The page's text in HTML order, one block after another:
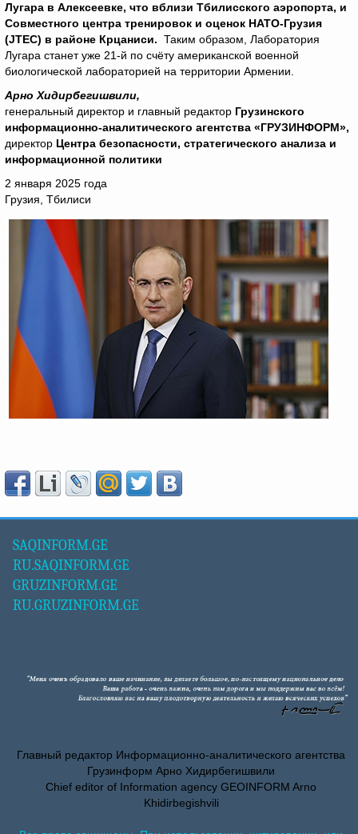
Лугара в Алексеевке, что вблизи Тбилисского аэропорта, и
Совместного центра тренировок и оценок НАТО-Грузия
(JTEC) в районе Крцаниси. Таким образом, Лаборатория
Лугара станет уже 21-й по счёту американской военной
биологической лабораторией на территории Армении.
Арно Хидирбегишвили,
генеральный директор и главный редактор Грузинского
информационно-аналитического агентства «ГРУЗИНФОРМ»,
директор Центра безопасности, стратегического анализа и
информационной политики
2 января 2025 года
Грузия, Тбилиси
SAQINFORM.GE
RU.SAQINFORM.GE
GRUZINFORM.GE
RU.GRUZINFORM.GE
Главный редактор Информационно-аналитического агентства
Грузинформ Арно Хидирбегишвили
Chief editor of Information agency GEOINFORM Arno
Khidirbegishvili